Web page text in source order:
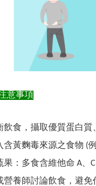
意事項
飲食，攝取優質蛋白質
含黃麴毒來源之食物 (
果：多食含維他命 A、
營養師討論飲食，避免